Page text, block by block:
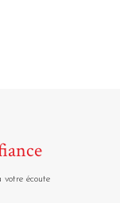
votre écoute